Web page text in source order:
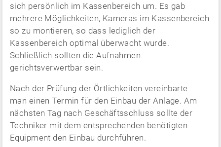
sich persönlich im Kassenbereich um. Es gab
mehrere Möglichkeiten, Kameras im Kassenbereich
so zu montieren, so dass lediglich der
Kassenbereich optimal überwacht wurde.
Schließlich sollten die Aufnahmen
gerichtsverwertbar sein.
Nach der Prüfung der Örtlichkeiten vereinbarte
man einen Termin für den Einbau der Anlage. Am
nächsten Tag nach Geschäftsschluss sollte der
Techniker mit dem entsprechenden benötigten
Equipment den Einbau durchführen.